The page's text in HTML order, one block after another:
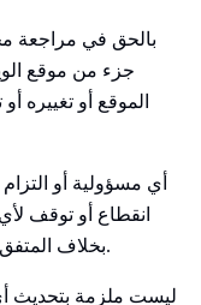
جزء من موقع
الموقع أو تغييره
انقطاع أو توقف
بخلاف المتفق عليه في مكان آخر مباشرة مع المستخدم.